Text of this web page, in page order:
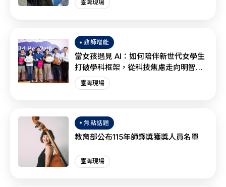
臺灣現場
教師增能
當女孩遇見 AI：如何陪伴新世代女學生
打破學科框架，從科技焦慮走向明智協
作？
臺灣現場
焦點話題
教育部公布115年師鐸獎獲獎人員名單
臺灣現場